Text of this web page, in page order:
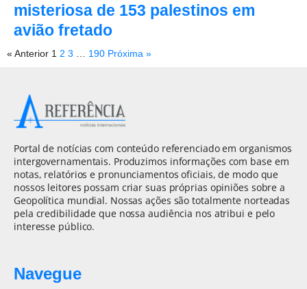
misteriosa de 153 palestinos em
avião fretado
« Anterior 1 2 3 190 Próxima »
Portal de notícias com conteúdo referenciado em organismos
intergovernamentais. Produzimos informações com base em
notas, relatórios e pronunciamentos oficiais, de modo que
nossos leitores possam criar suas próprias opiniões sobre a
Geopolítica mundial. Nossas ações são totalmente norteadas
pela credibilidade que nossa audiência nos atribui e pelo
interesse público.
Navegue